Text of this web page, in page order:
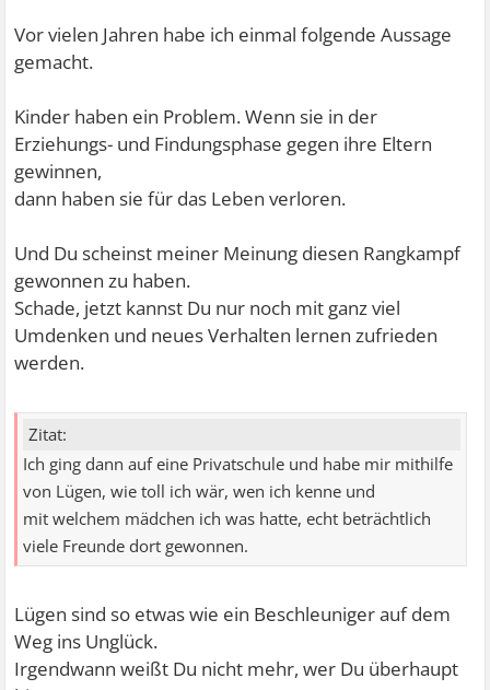
Vor vielen Jahren habe ich einmal folgende Aussage
gemacht.
Kinder haben ein Problem. Wenn sie in der
Erziehungs- und Findungsphase gegen ihre Eltern
gewinnen,
dann haben sie für das Leben verloren.
Und Du scheinst meiner Meinung diesen Rangkampf
gewonnen zu haben.
Schade, jetzt kannst Du nur noch mit ganz viel
Umdenken und neues Verhalten lernen zufrieden
werden.
Zitat:
Ich ging dann auf eine Privatschule und habe mir mithilfe
von Lügen, wie toll ich wär, wen ich kenne und
mit welchem mädchen ich was hatte, echt beträchtlich
viele Freunde dort gewonnen.
Lügen sind so etwas wie ein Beschleuniger auf dem
Weg ins Unglück.
Irgendwann weißt Du nicht mehr, wer Du überhaupt